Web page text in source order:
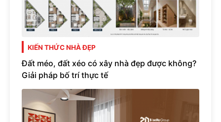
KIẾN THỨC NHÀ ĐẸP
Đất méo, đất xéo có xây nhà đẹp được không?
Giải pháp bố trí thực tế